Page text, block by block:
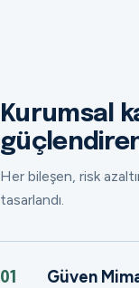
Kurumsal
Her bileşen, risk
tasarlandı.
01 Güven